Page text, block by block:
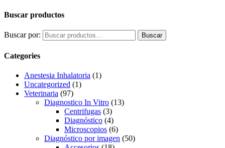
Buscar productos
Buscar por: Buscar
Categories
Anestesia Inhalatoria (1)
Uncategorized (1)
Veterinaria (97)
Diagnostico In Vitro (13)
Centrifugas (3)
Diagnóstico (4)
Microscopios (6)
Diagnóstico por imagen (50)